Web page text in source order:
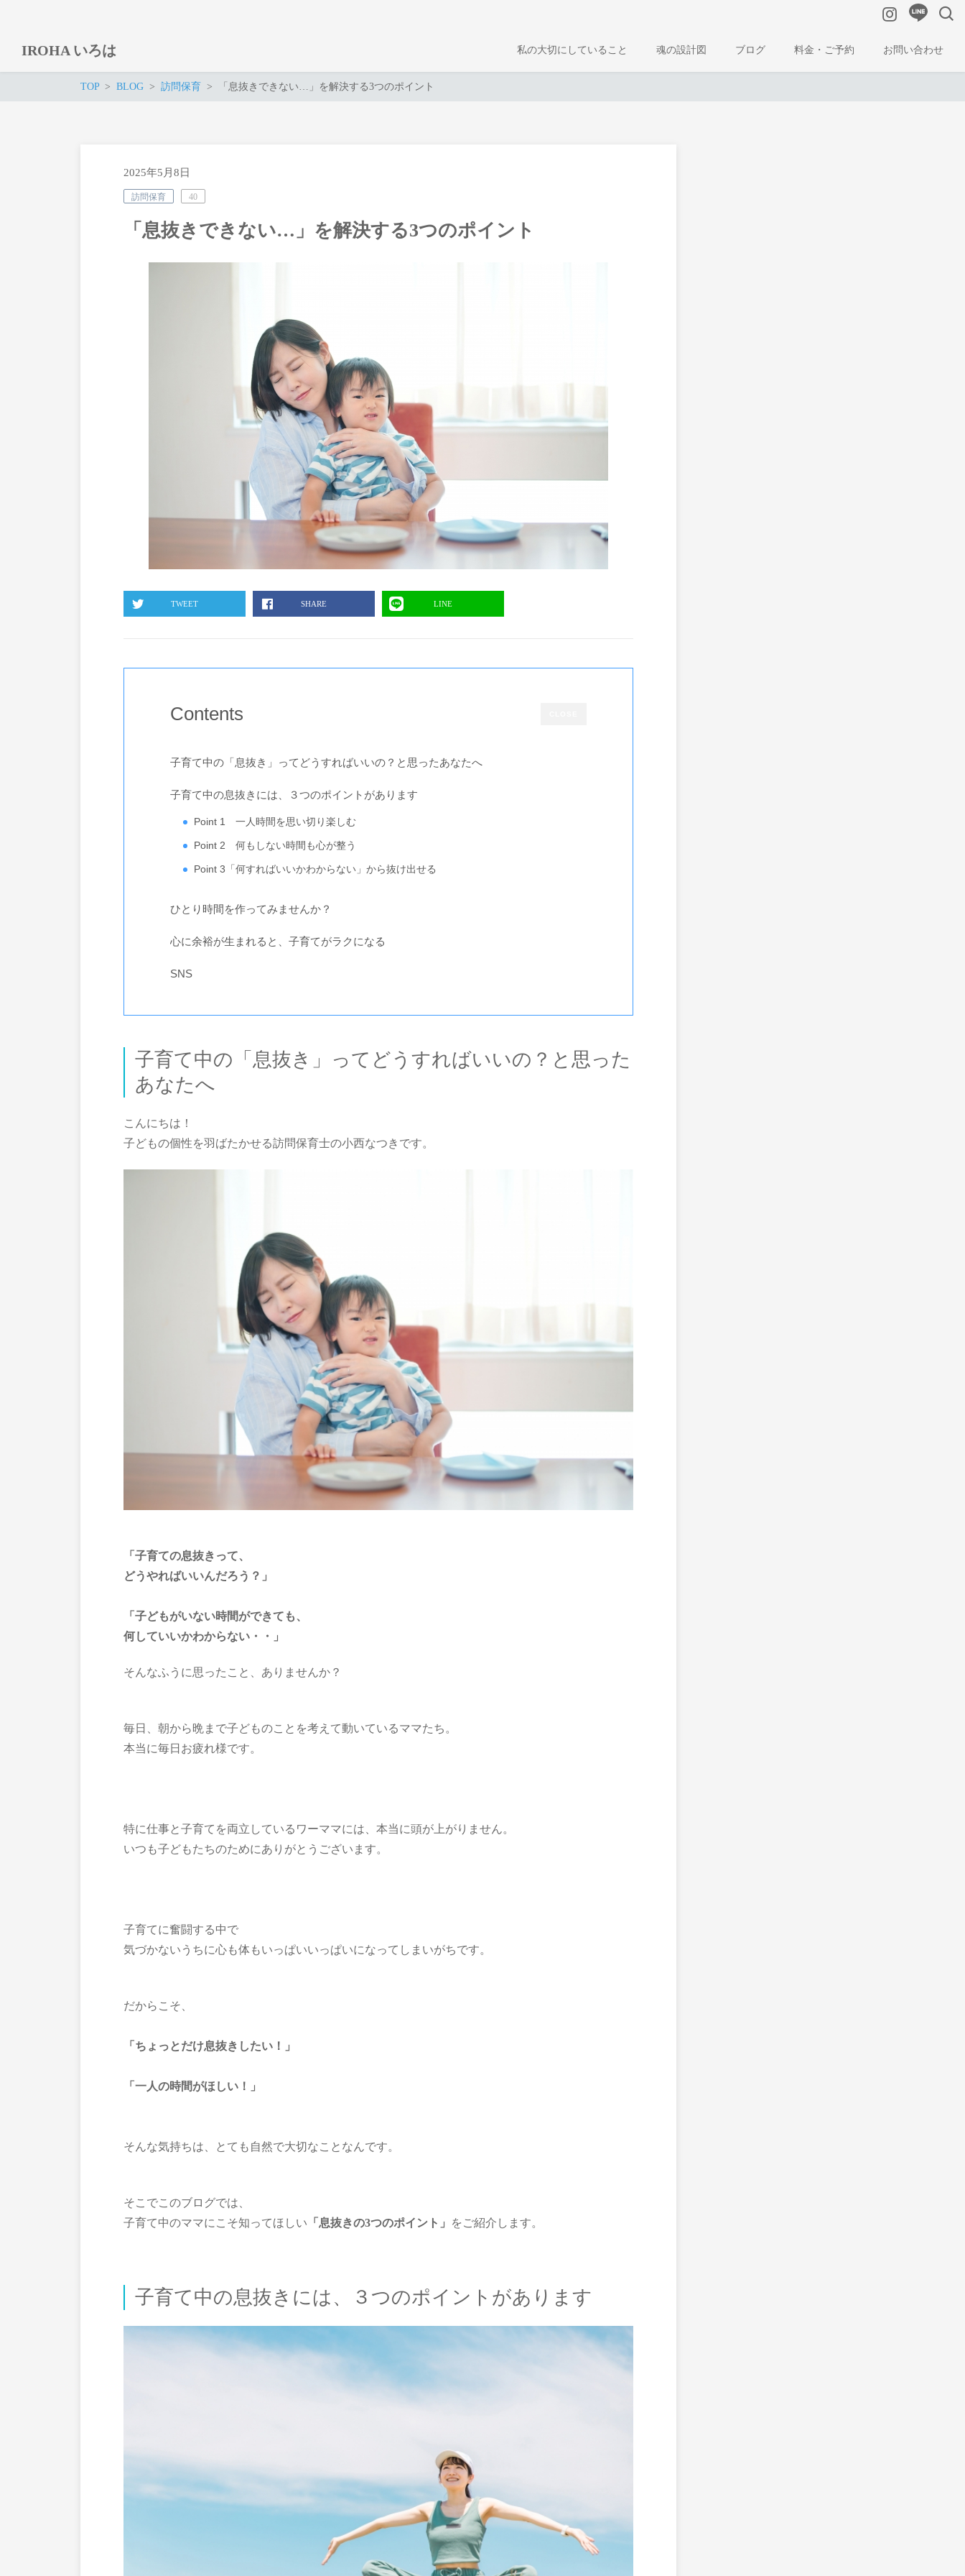
IROHA いろは 私の大切にしていること 魂の設計図 ブログ 料金・ご予約 お問い合わせ
TOP BLOG 訪問保育 「息抜きできない…」を解決する3つのポイント
2025年5月8日
訪問保育 40
「息抜きできない…」を解決する3つのポイント
TWEET SHARE LINE
Contents
子育て中の「息抜き」ってどうすればいいの？と思ったあなたへ
子育て中の息抜きには、３つのポイントがあります
Point 1 一人時間を思い切り楽しむ
Point 2 何もしない時間も心が整う
Point 3「何すればいいかわからない」から抜け出せる
ひとり時間を作ってみませんか？
心に余裕が生まれると、子育てがラクになる
SNS
子育て中の「息抜き」ってどうすればいいの？と思った
あなたへ
こんにちは！
子どもの個性を羽ばたかせる訪問保育士の小西なつきです。
「子育ての息抜きって、
どうやればいいんだろう？」
「子どもがいない時間ができても、
何していいかわからない・・」
そんなふうに思ったこと、ありませんか？
毎日、朝から晩まで子どものことを考えて動いているママたち。
本当に毎日お疲れ様です。
特に仕事と子育てを両立しているワーママには、本当に頭が上がりません。
いつも子どもたちのためにありがとうございます。
子育てに奮闘する中で
気づかないうちに心も体もいっぱいいっぱいになってしまいがちです。
だからこそ、
「ちょっとだけ息抜きしたい！」
「一人の時間がほしい！」
そんな気持ちは、とても自然で大切なことなんです。
そこでこのブログでは、
子育て中のママにこそ知ってほしい 「息抜きの3つのポイント」 をご紹介します。
子育て中の息抜きには、３つのポイントがあります